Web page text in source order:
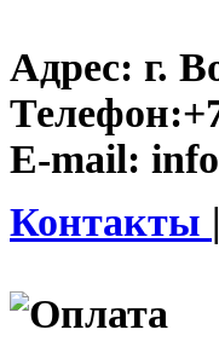
Адрес: г.
Телефон:
E-mail:
Контакты |